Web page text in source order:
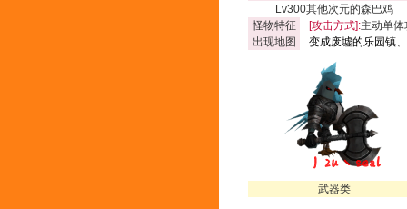
Lv300其他次元的森巴鸡
怪物特征
[攻击方式]:主动单体
出现地图
变成废墟的乐园镇、
武器类